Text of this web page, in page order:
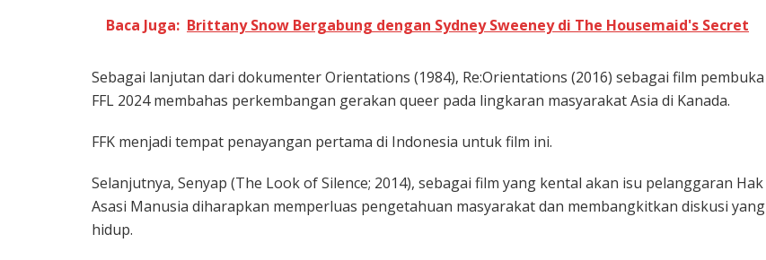
Baca Juga: Brittany Snow Bergabung dengan Sydney Sweeney di The Housemaid's Secret
Sebagai lanjutan dari dokumenter Orientations (1984), Re:Orientations (2016) sebagai film pembuka
FFL 2024 membahas perkembangan gerakan queer pada lingkaran masyarakat Asia di Kanada.
FFK menjadi tempat penayangan pertama di Indonesia untuk film ini.
Selanjutnya, Senyap (The Look of Silence; 2014), sebagai film yang kental akan isu pelanggaran Hak
Asasi Manusia diharapkan memperluas pengetahuan masyarakat dan membangkitkan diskusi yang
hidup.